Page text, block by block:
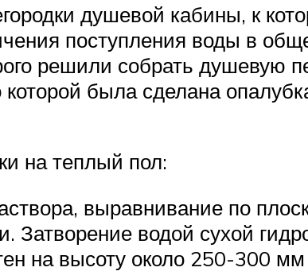
душевой кабины, к
поступления воды в
решили собрать душевую
была сделана
на теплый пол:
выравнивание по
Затворение водой сухой
на высоту около 250-300